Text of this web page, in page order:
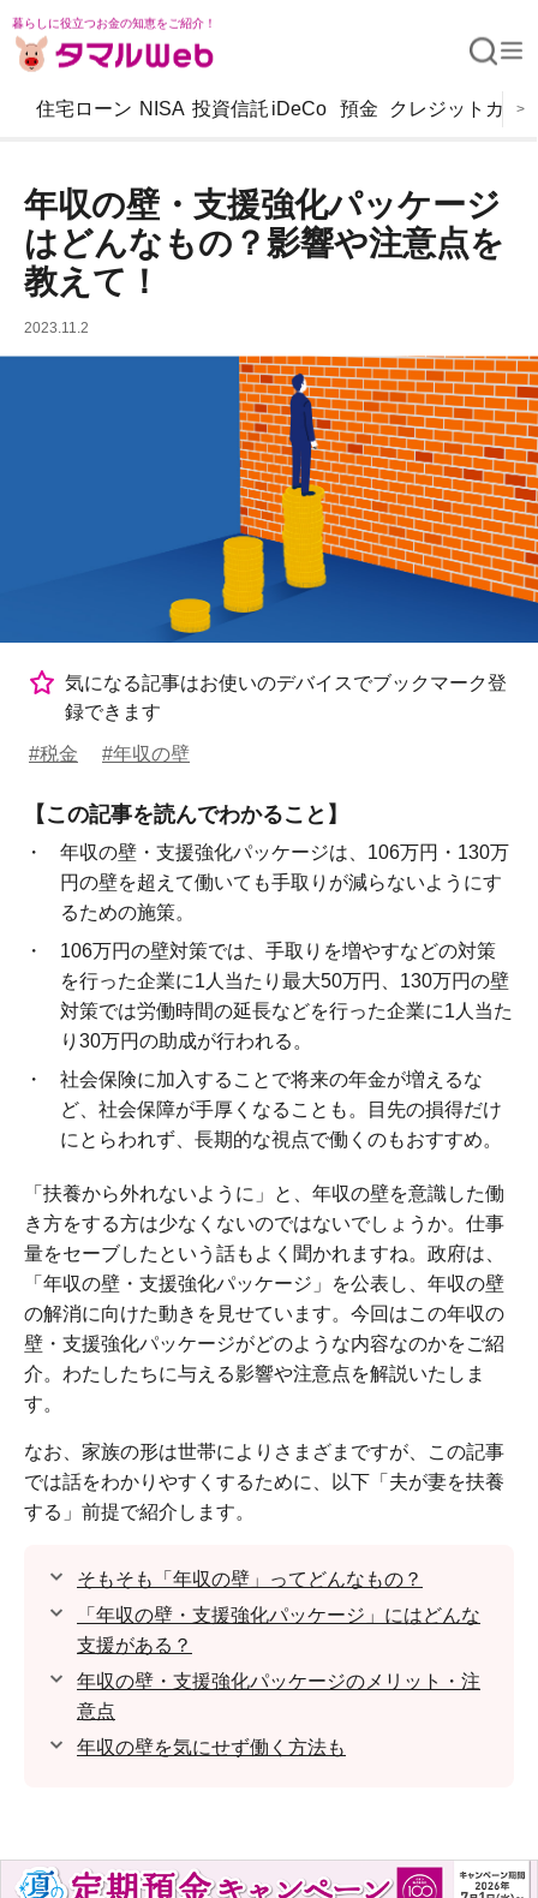
暮らしに役立つお金の知恵をご紹介！
住宅ローン NISA 投資信託 iDeCo 預金 クレジットカー
>
年収の壁・支援強化パッケージ
はどんなもの？影響や注意点を
教えて！
2023.11.2
気になる記事はお使いのデバイスでブックマーク登
録できます
#税金 #年収の壁
【この記事を読んでわかること】
年収の壁・支援強化パッケージは、106万円・130万
円の壁を超えて働いても手取りが減らないようにす
るための施策。
106万円の壁対策では、手取りを増やすなどの対策
を行った企業に1人当たり最大50万円、130万円の壁
対策では労働時間の延長などを行った企業に1人当た
り30万円の助成が行われる。
社会保険に加入することで将来の年金が増えるな
ど、社会保障が手厚くなることも。目先の損得だけ
にとらわれず、長期的な視点で働くのもおすすめ。
「扶養から外れないように」と、年収の壁を意識した働
き方をする方は少なくないのではないでしょうか。仕事
量をセーブしたという話もよく聞かれますね。政府は、
「年収の壁・支援強化パッケージ」を公表し、年収の壁
の解消に向けた動きを見せています。今回はこの年収の
壁・支援強化パッケージがどのような内容なのかをご紹
介。わたしたちに与える影響や注意点を解説いたしま
す。
なお、家族の形は世帯によりさまざまですが、この記事
では話をわかりやすくするために、以下「夫が妻を扶養
する」前提で紹介します。
そもそも「年収の壁」ってどんなもの？
「年収の壁・支援強化パッケージ」にはどんな
支援がある？
年収の壁・支援強化パッケージのメリット・注
意点
年収の壁を気にせず働く方法も